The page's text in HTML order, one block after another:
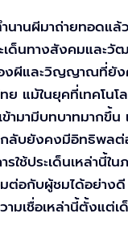
นานผีมาถ่ายทอดแล้
ด็นทางสังคมและวั
องผีและวิญญาณที่ยั
แม้ในยุคที่เทคโนโ
ามามีบทบาทมากขึ้น
ลับยังคงมีอิทธิพลต่
ใช้ประเด็นเหล่านี้ใ
ต่อกับผู้ชมได้อย่างดี
มเชื่อเหล่านี้ตั้งแต่เ